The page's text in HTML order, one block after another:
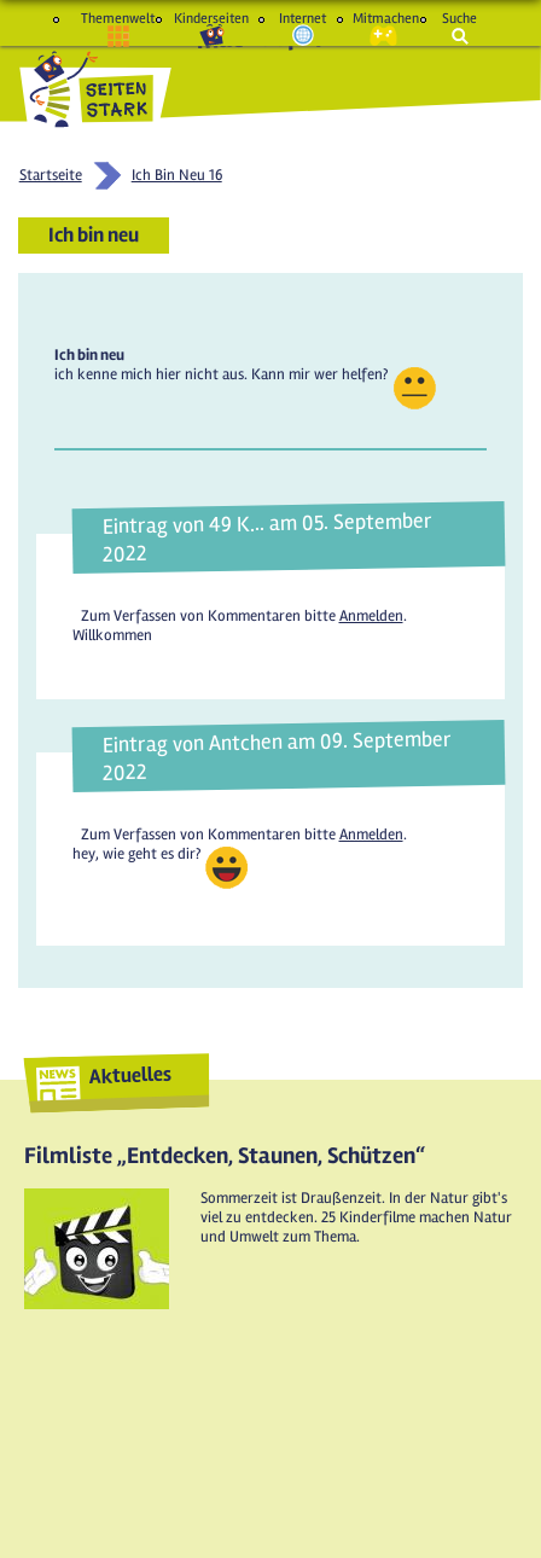
Themenwelt Kinderseiten Internet Mitmachen Suche
macht Spaß und schlau
Startseite Ich Bin Neu 16
Ich bin neu
Ich bin neu
ich kenne mich hier nicht aus. Kann mir wer helfen?
Eintrag von 49 K... am 05. September
2022
Zum Verfassen von Kommentaren bitteAnmelden.
Willkommen
Eintrag von Antchen am 09. September
2022
Zum Verfassen von Kommentaren bitteAnmelden.
hey, wie geht es dir?
Aktuelles
Filmliste „Entdecken, Staunen, Schützen“
Sommerzeit ist Draußenzeit. In der Natur gibt's
viel zu entdecken. 25 Kinderfilme machen Natur
und Umwelt zum Thema.